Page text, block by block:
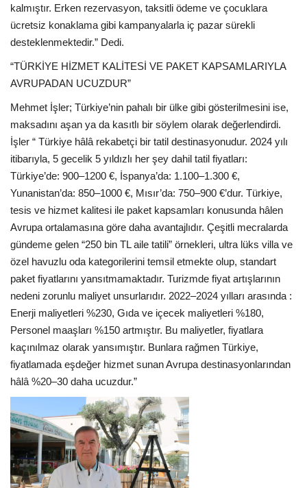
kalmıştır. Erken rezervasyon, taksitli ödeme ve çocuklara
ücretsiz konaklama gibi kampanyalarla iç pazar sürekli
desteklenmektedir.” Dedi.
“TÜRKİYE HİZMET KALİTESİ VE PAKET KAPSAMLARIYLA
AVRUPADAN UCUZDUR”
Mehmet İşler; Türkiye’nin pahalı bir ülke gibi gösterilmesini ise,
maksadını aşan ya da kasıtlı bir söylem olarak değerlendirdi.
İşler “ Türkiye hâlâ rekabetçi bir tatil destinasyonudur. 2024 yılı
itibarıyla, 5 gecelik 5 yıldızlı her şey dahil tatil fiyatları:
Türkiye’de: 900–1200 €, İspanya’da: 1.100–1.300 €,
Yunanistan’da: 850–1000 €, Mısır’da: 750–900 €’dur. Türkiye,
tesis ve hizmet kalitesi ile paket kapsamları konusunda hâlen
Avrupa ortalamasına göre daha avantajlıdır. Çeşitli mecralarda
gündeme gelen “250 bin TL aile tatili” örnekleri, ultra lüks villa ve
özel havuzlu oda kategorilerini temsil etmekte olup, standart
paket fiyatlarını yansıtmamaktadır. Turizmde fiyat artışlarının
nedeni zorunlu maliyet unsurlarıdır. 2022–2024 yılları arasında :
Enerji maliyetleri %230, Gıda ve içecek maliyetleri %180,
Personel maaşları %150 artmıştır. Bu maliyetler, fiyatlara
kaçınılmaz olarak yansımıştır. Bunlara rağmen Türkiye,
fiyatlamada eşdeğer hizmet sunan Avrupa destinasyonlarından
hâlâ %20–30 daha ucuzdur.”